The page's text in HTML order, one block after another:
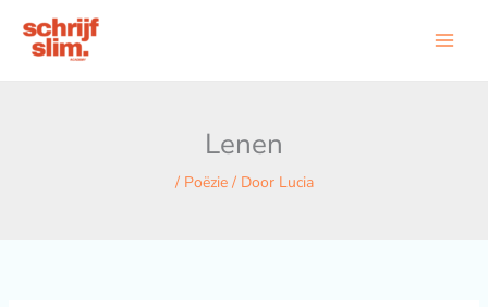
naar
Lenen
/ Poëzie/ Door Lucia